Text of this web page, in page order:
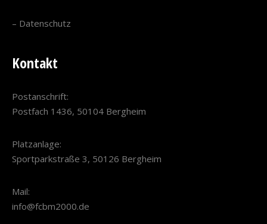
– Datenschutz
Kontakt
Postanschrift:
Postfach 1436, 50104 Bergheim
Platzanlage:
Sportparkstraße 3, 50126 Bergheim
Mail:
info@fcbm2000.de